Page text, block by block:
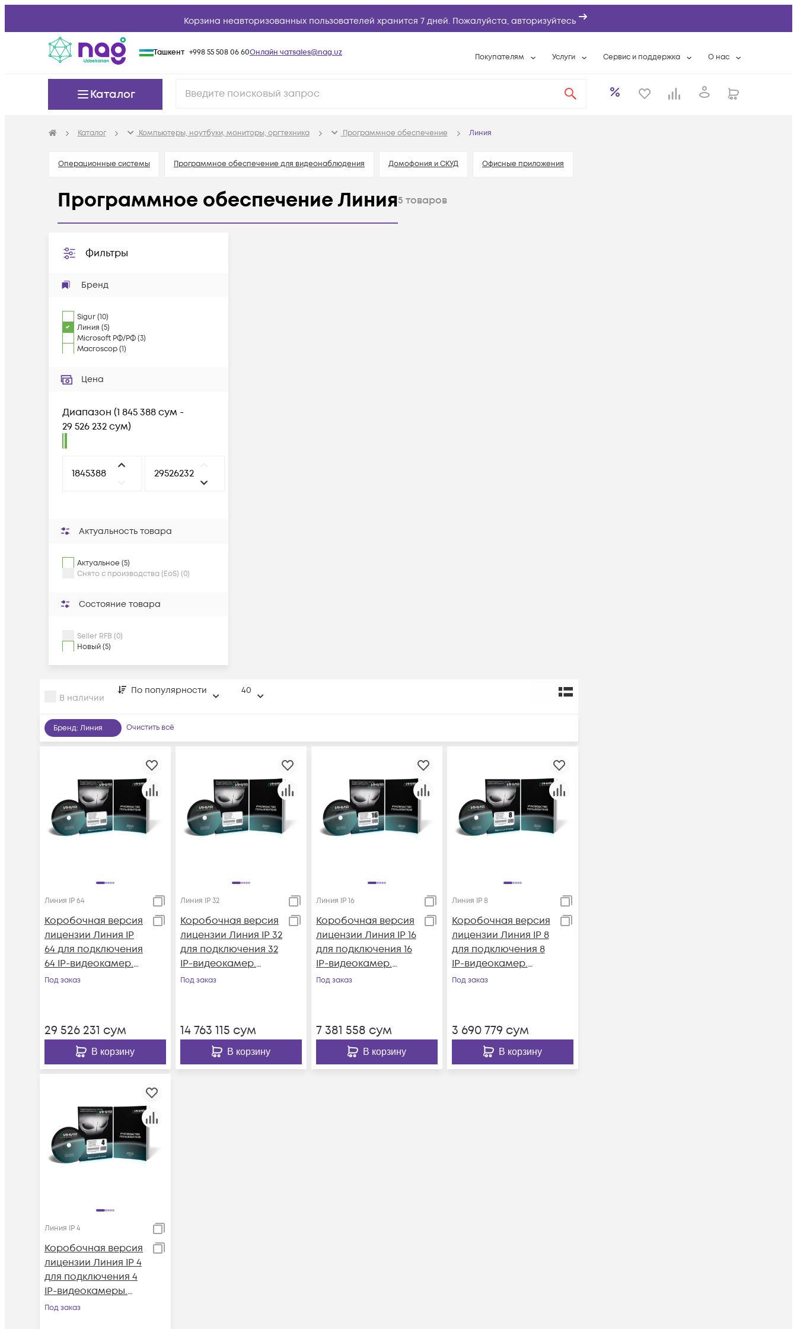
Корзина неавторизованных пользователей хранится 7 дней. Пожалуйста, авторизуйтесь
Ташкент +998 55 508 06 60Онлайн чатsales@nag.uz Покупателям
Техническая поддержка
Услуги
Расширенная гарантия
Сервис и поддержка
Разовые выездные работы
О нас
Контактная
Каталог
Каталог Компьютеры, ноутбуки, мониторы, оргтехника Программное обеспечение Линия
Операционные системы Программное обеспечение для видеонаблюдения Домофония и СКУД Офисные приложения
Программное обеспечение Линия5 товаров
Фильтры
Бренд
Sigur(10)
Линия (5)
Microsoft РФ/РФ(3)
Macroscop(1)
Цена
Диапазон (1 845 388 сум -
29 526 232 сум)
Актуальность товара
Актуальное (5)
Снято с производства (EoS) (0)
Состояние товара
Seller RFB (0)
Новый (5)
В наличии
По популярности 40
Бренд: Линия Очистить всё
Линия IP 64
Коробочная версия
лицензии Линия IP
64 для подключения
64 IP-видеокамер.
Количество
Под заказ
29 526 231 сум
В корзину
Линия IP 32
Коробочная версия
лицензии Линия IP 32
для подключения 32
IP-видеокамер.
Количество
Под заказ
14 763 115 сум
В корзину
Линия IP 16
Коробочная версия
лицензии Линия IP 16
для подключения 16
IP-видеокамер.
Количество
Под заказ
7 381 558 сум
В корзину
Линия IP 8
Коробочная версия
лицензии Линия IP 8
для подключения 8
IP-видеокамер.
Количество
Под заказ
3 690 779 сум
В корзину
Линия IP 4
Коробочная версия
лицензии Линия IP 4
для подключения 4
IP-видеокамеры.
Количество
Под заказ